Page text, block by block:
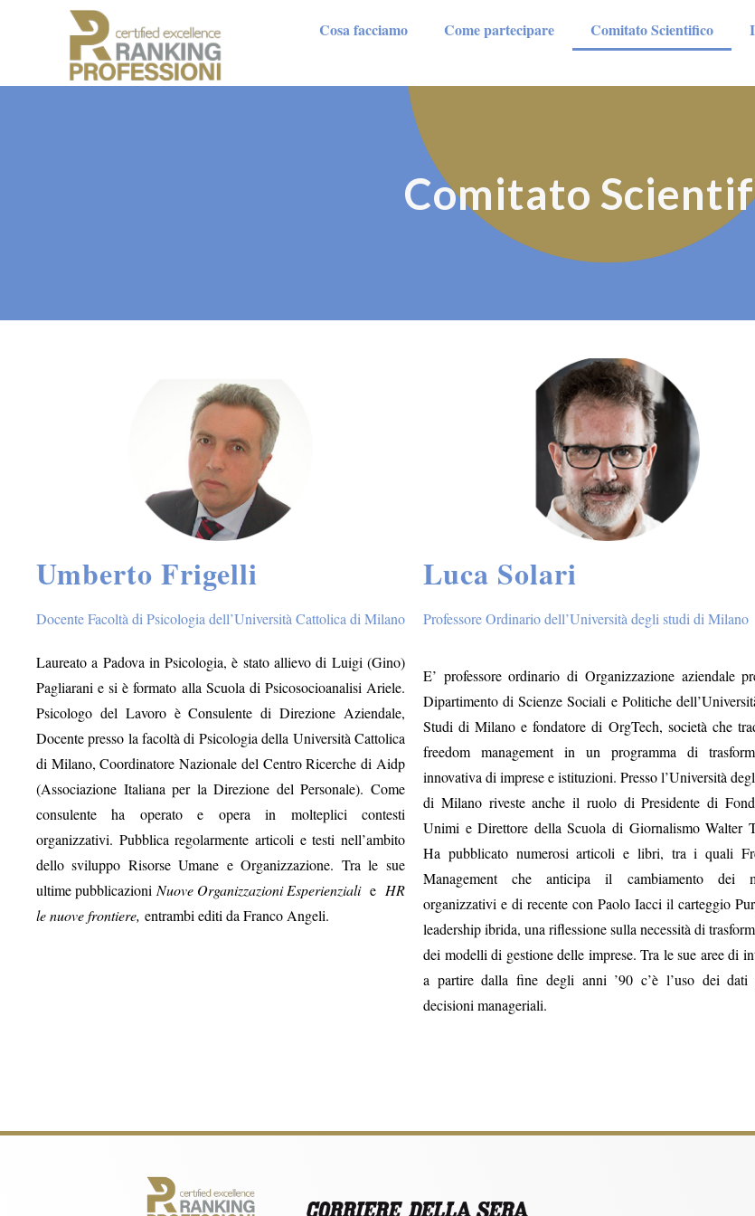
Cosa facciamo Come partecipare Comitato Scientifico
Comitato
Umberto Frigelli
Docente Facoltà di Psicologia dell’Università Cattolica di Milano
Laureato a Padova in Psicologia, è stato allievo di Luigi (Gino)
Pagliarani e si è formato alla Scuola di Psicosocioanalisi Ariele.
Psicologo del Lavoro è Consulente di Direzione Aziendale,
Docente presso la facoltà di Psicologia della Università Cattolica
di Milano, Coordinatore Nazionale del Centro Ricerche di Aidp
(Associazione Italiana per la Direzione del Personale). Come
consulente ha operato e opera in molteplici contesti
organizzativi. Pubblica regolarmente articoli e testi nell’ambito
dello sviluppo Risorse Umane e Organizzazione. Tra le sue
ultime pubblicazioni Nuove Organizzazioni Esperienziali eHR
le nuove frontiere, entrambi editi da Franco Angeli.
Luca Solari
Professore Ordinario dell’Università degli studi di Milano
E’ professore ordinario di Organizzazione aziendale
Dipartimento di Scienze Sociali e Politiche
Studi di Milano e fondatore di OrgTech, società che
freedom management in un programma di
innovativa di imprese e istituzioni. Presso l’Università
di Milano riveste anche il ruolo di Presidente di
Unimi e Direttore della Scuola di Giornalismo Walter
Ha pubblicato numerosi articoli e libri, tra i quali
Management che anticipa il cambiamento dei
organizzativi e di recente con Paolo Iacci il carteggio
leadership ibrida, una riflessione sulla necessità di
dei modelli di gestione delle imprese. Tra le sue aree di
a partire dalla fine degli anni ’90 c’è l’uso dei
decisioni manageriali.